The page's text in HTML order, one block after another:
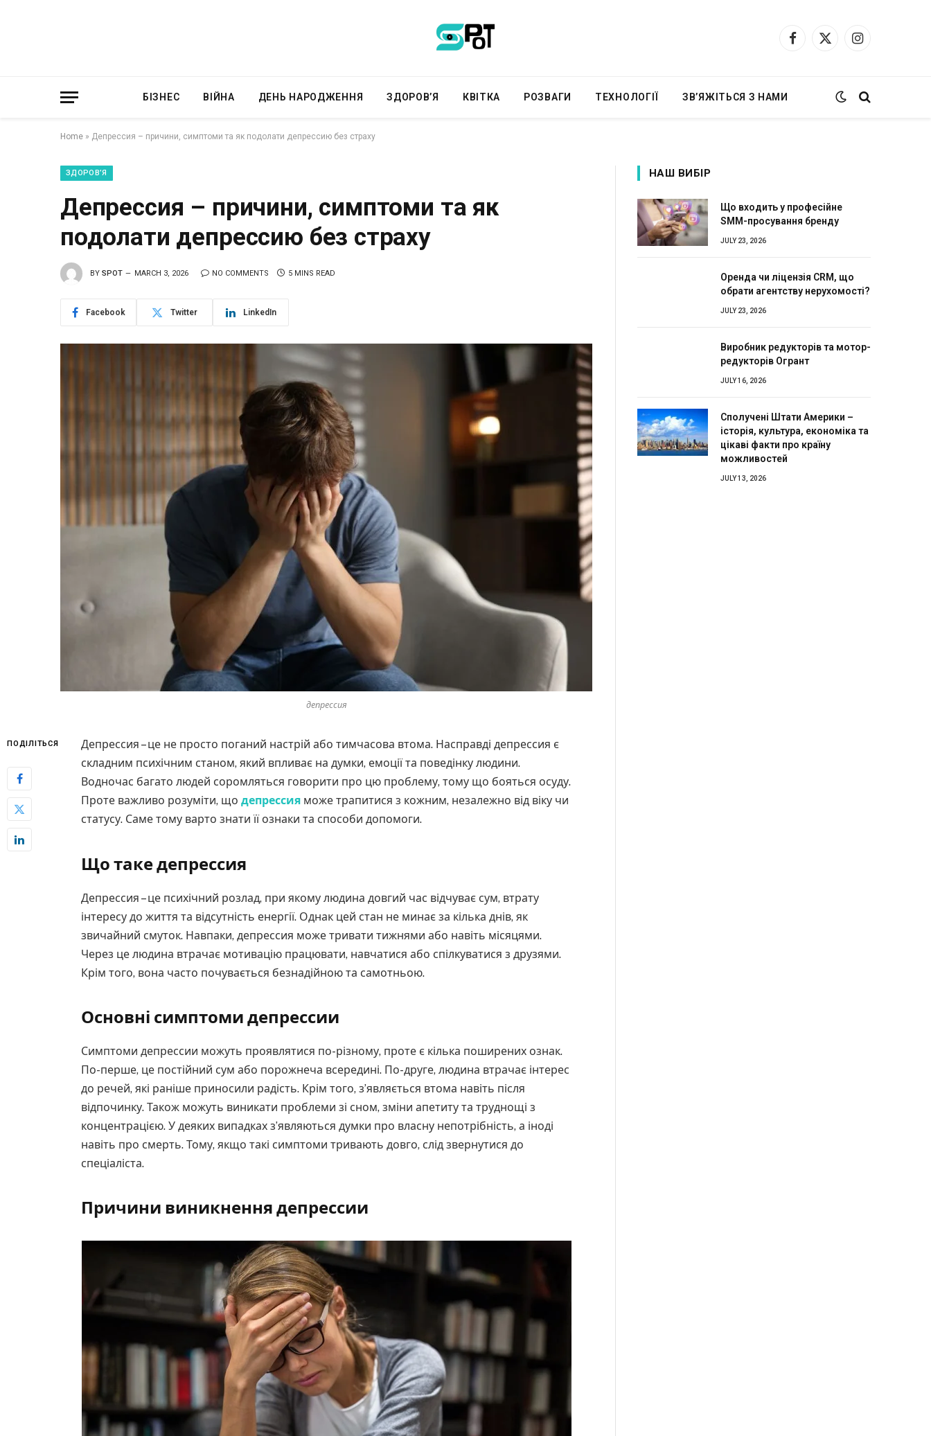
Facebook
X
Instagram
БІЗНЕС ВІЙНА ДЕНЬ НАРОДЖЕННЯ ЗДОРОВ’Я КВІТКА РОЗВАГИ ТЕХНОЛОГІЇ ЗВ’ЯЖІТЬСЯ З НАМИ
Home » Депрессия – причини, симптоми та як подолати депрессию без страху
ЗДОРОВ’Я
Депрессия – причини, симптоми та як
подолати депрессию без страху
BY SPOT MARCH 3, 2026 NO COMMENTS 5 MINS READ
Facebook Twitter LinkedIn
депрессия
ПОДІЛІТЬСЯ
Депрессия – це не просто поганий настрій або тимчасова втома. Насправді депрессия є
складним психічним станом, який впливає на думки, емоції та поведінку людини.
Водночас багато людей соромляться говорити про цю проблему, тому що бояться осуду.
Проте важливо розуміти, щодепрессия може трапитися з кожним, незалежно від віку чи
статусу. Саме тому варто знати її ознаки та способи допомоги.
Що таке депрессия
Депрессия – це психічний розлад, при якому людина довгий час відчуває сум, втрату
інтересу до життя та відсутність енергії. Однак цей стан не минає за кілька днів, як
звичайний смуток. Навпаки, депрессия може тривати тижнями або навіть місяцями.
Через це людина втрачає мотивацію працювати, навчатися або спілкуватися з друзями.
Крім того, вона часто почувається безнадійною та самотньою.
Основні симптоми депрессии
Симптоми депрессии можуть проявлятися по-різному, проте є кілька поширених ознак.
По-перше, це постійний сум або порожнеча всередині. По-друге, людина втрачає інтерес
до речей, які раніше приносили радість. Крім того, з’являється втома навіть після
відпочинку. Також можуть виникати проблеми зі сном, зміни апетиту та труднощі з
концентрацією. У деяких випадках з’являються думки про власну непотрібність, а іноді
навіть про смерть. Тому, якщо такі симптоми тривають довго, слід звернутися до
спеціаліста.
Причини виникнення депрессии
НАШ ВИБІР
Що входить у професійне
SMM-просування бренду
JULY 23, 2026
Оренда чи ліцензія CRM, що
обрати агентству нерухомості?
JULY 23, 2026
Виробник редукторів та мотор-
редукторів Огрант
JULY 16, 2026
Сполучені Штати Америки –
історія, культура, економіка та
цікаві факти про країну
можливостей
JULY 13, 2026